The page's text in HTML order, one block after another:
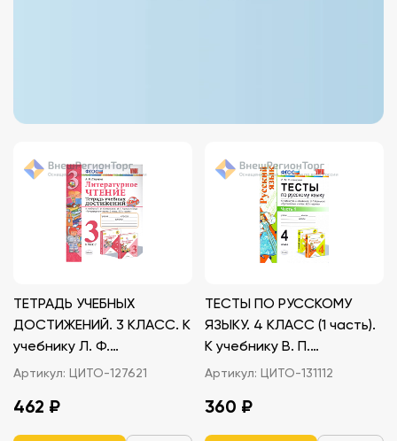
ТЕТРАДЬ УЧЕБНЫХ
ДОСТИЖЕНИЙ. 3 КЛАСС. К
учебнику Л. Ф.
Климановой, В.Г.
Артикул: ЦИТО-127621
462 ₽
ТЕСТЫ ПО РУССКОМУ
ЯЗЫКУ. 4 КЛАСС (1 часть).
К учебнику В. П.
Канакиной, В. Г. Горецкого
Артикул: ЦИТО-131112
360 ₽